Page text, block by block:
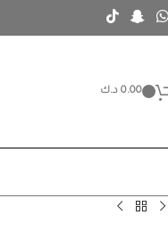
0.00 د.ك